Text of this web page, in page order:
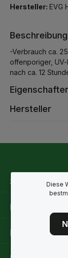
Hersteller: EVG
Beschreibung
-Verbrauch ca.
offenporiger,
nach ca. 12
Hersteller
Service-
Rechtliche
Informationen
Diese